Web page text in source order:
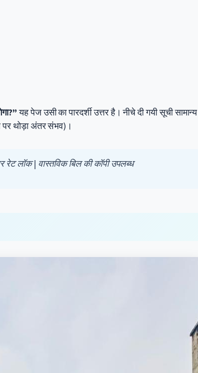
यह पेज उसी का पारदर्शी उत्तर है। नीचे दी गयी सूची सामान्य
पर थोड़ा अंतर संभव)।
रेट लॉक | वास्तविक बिल की कॉपी उपलब्ध